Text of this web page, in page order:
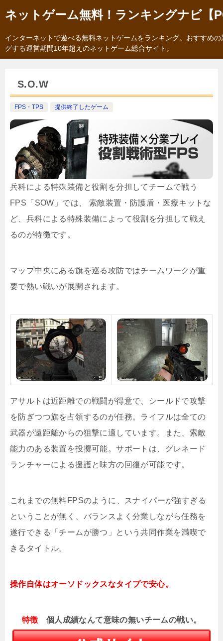
ネットゲーム無料！ランキングナビ【
インターネットで遊べる無料ネットゲームをランキング。おすすめ
グする運営期間10年超えのネットゲーム総合サイト。
S.O.W
FPS・TPS 提供終了したゲーム
兵科による特殊装備と役割を分担してチームで戦う
FPS「SOW」では、 索敵装置・防護盾・医療キットな
ど、兵科による特殊装備によって役割を分担して戦え
るのが特徴です。
マップ中央にある旗を巡る攻防ではチームワークが重
要で熱い戦いが展開されます。
アサルトは近距離での戦闘が得意で、シールドで攻撃
を防ぎつつ旗を占領するのが任務。ライフルは全ての
武器が遠距離からの狙撃に適しています。また、索敵
能力のある装置を投擲可能。サポートは、グレネード
ランチャーによる援護と味方の回復が可能です。
これまでの無料FPSのように、スナイパーが強すぎる
ということが無く、バランスよく分業しながら任務を
遂行できる「チームが勝つ」という共同作業を満喫で
きるタイトル。
操作自体はオーソドックスなタイプで安心。
特徴 個人成績なんて意味の無いチームの戦い。